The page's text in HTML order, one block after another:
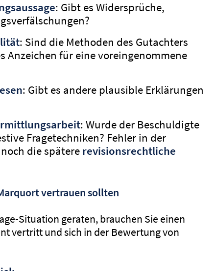
: Gibt es Widersprüche,
: Sind die Methoden des Gutachters
Anzeichen für eine voreingenommene
: Gibt es andere plausible Erklärungen
: Wurde der Beschuldigte
Fragetechniken? Fehler in der
die spätere revisionsrechtliche
vertrauen sollten
Situation geraten, brauchen Sie einen
vertritt und sich in der Bewertung von